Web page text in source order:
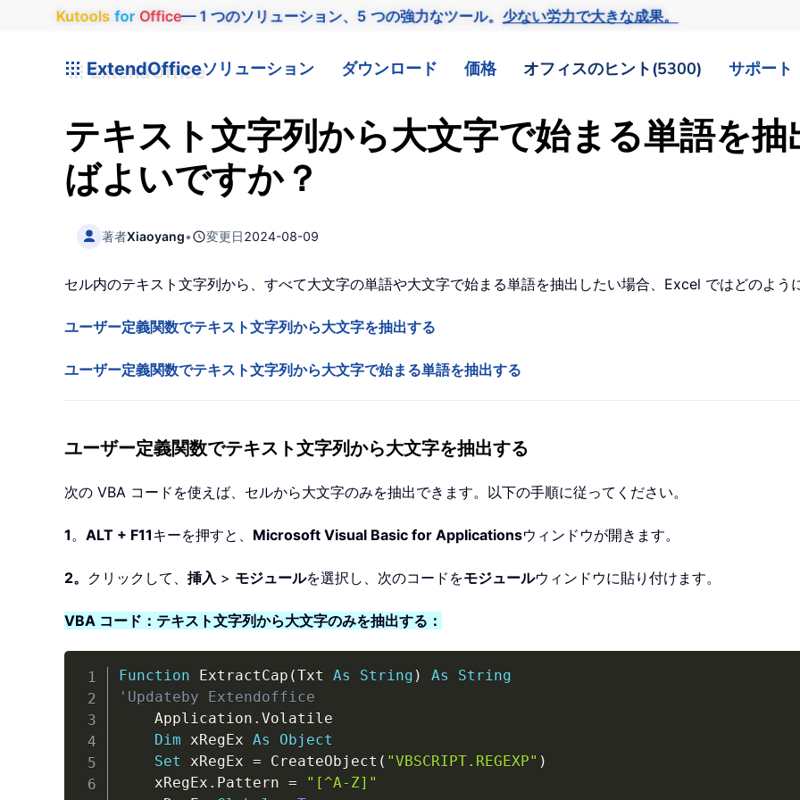
Kutools for Office— 1 つのソリューション、5 つの強力なツール。 少ない労力で大きな成果。
ExtendOfficeソリューション ダウンロード 価格 オフィスのヒント(5300) サポート
テキスト文字列から大文字で始まる単語を
ばよいですか？
著者Xiaoyang• 変更日2024-08-09
セル内のテキスト文字列から、すべて大文字の単語や大文字で始まる単語を抽出したい場合、Excel ではどのよう
ユーザー定義関数でテキスト文字列から大文字を抽出する
ユーザー定義関数でテキスト文字列から大文字で始まる単語を抽出する
ユーザー定義関数でテキスト文字列から大文字を抽出する
次の VBA コードを使えば、セルから大文字のみを抽出できます。以下の手順に従ってください。
1。 ALT + F11キーを押すと、 Microsoft Visual Basic for Applicationsウィンドウが開きます。
2。 クリックして、 挿入 > モジュールを選択し、次のコードをモジュールウィンドウに貼り付けます。
VBA コード：テキスト文字列から大文字のみを抽出する：
Function ExtractCap (Txt As String ) As
String
'Updateby Extendoffice
    Application
. Volatile
Dim xRegEx As
Object
Set xRegEx = CreateObject ( "VBSCRIPT.REGEXP" )
    xRegEx
. Pattern =
"[^A-Z]"